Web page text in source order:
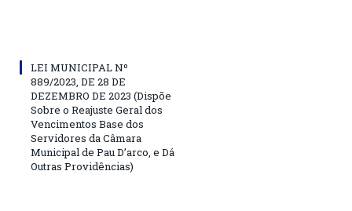
LEI MUNICIPAL Nº
889/2023, DE 28 DE
DEZEMBRO DE 2023 (Dispõe
Sobre o Reajuste Geral dos
Vencimentos Base dos
Servidores da Câmara
Municipal de Pau D’arco, e Dá
Outras Providências)